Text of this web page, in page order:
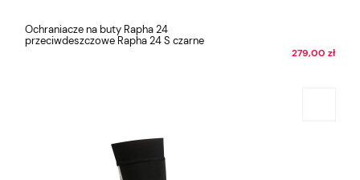
Ochraniacze na buty Rapha 24
przeciwdeszczowe Rapha 24 S czarne
279,00 zł